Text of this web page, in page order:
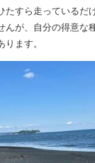
たすら走っているだ
んが、自分の得意な
ます。